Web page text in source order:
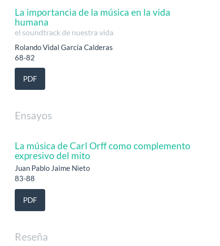
La importancia de la música en la vida
humana
el soundtrack de nuestra vida
Rolando Vidal García Calderas
68-82
PDF
Ensayos
La música de Carl Orff como complemento
expresivo del mito
Juan Pablo Jaime Nieto
83-88
PDF
Reseña